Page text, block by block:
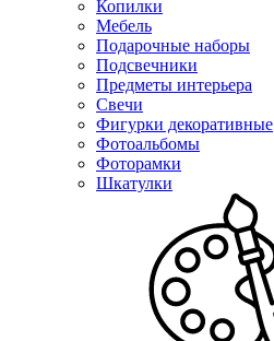
Копилки
Мебель
Подарочные наборы
Подсвечники
Предметы интерьера
Свечи
Фигурки декоративные
Фотоальбомы
Фоторамки
Шкатулки